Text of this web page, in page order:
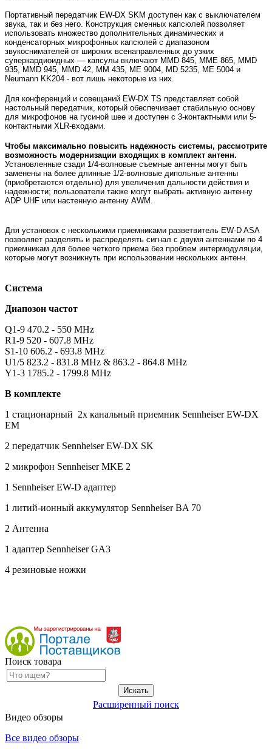
Портативный передатчик EW-DX SKM доступен как с выключателем
звука, так и без него. Конструкция сменных капсюлей позволяет
использовать множество дополнительных динамических и
конденсаторных микрофонных капсюлей с диапазоном
звукоснимателей от широких всенаправленных до узких
суперкардиоидных — капсулы включают MMD 845, MME 865, MMD
935, MMD 945, MMD 42, MM 435, ME 9004, MD 5235, ME 5004 и
Neumann KK204 - вот лишь некоторые из них.
Для конференций и совещаний EW-DX TS представляет собой
настольный передатчик, который обеспечивает стабильную основу
для микрофонов на гусиной шее и доступен с 3-контактными или 5-
контактными XLR-входами.
Чтобы максимально повысить надежность системы, рассмотрите
возможность модернизации входящих в комплект антенн.
Установленные сзади 1/4-волновые съемные антенны могут быть
заменены на более длинные 1/2-волновые дипольные антенны
(приобретаются отдельно) для увеличения дальности действия и
надежности; пользователи также могут выбрать активную антенну
ADP UHF или настенную антенну AWM.
Для установок с несколькими приемниками разветвитель EW-D ASA
позволяет разделять и распределять сигнал с двумя антеннами по 4
приемникам для более четкого приема без проблем интермодуляции,
которые могут возникнуть при использовании нескольких антенн.
Система
Диапозон частот
Q1-9 470.2 - 550 MHz
R1-9 520 - 607.8 MHz
S1-10 606.2 - 693.8 MHz
U1/5 823.2 - 831.8 MHz & 863.2 - 864.8 MHz
Y1-3 1785.2 - 1799.8 MHz
В комплекте
1 стационарный 2х канальный приемник Sennheiser EW-DX
EM
2 передатчик Sennheiser EW-DX SK
2 микрофон Sennheiser MKE 2
1 SennheiserEW-D адаптер
1 литий-ионный аккумулятор SennheiserBA 70
2 Антенна
1 адаптер SennheiserGA3
4 резиновые ножки
Поиск товара
Расширенный поиск
Видео обзоры
Все видео обзоры